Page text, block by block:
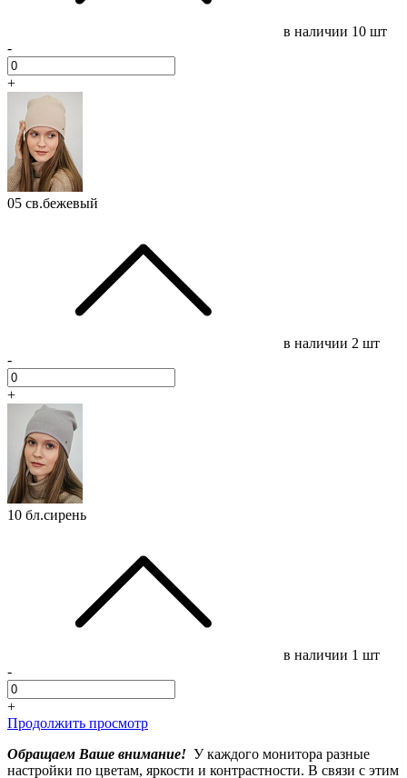
в наличии 10 шт
-
+
05 св.бежевый
в наличии 2 шт
-
+
10 бл.сирень
в наличии 1 шт
-
+
Продолжить просмотр
Обращаем Ваше внимание! У каждого монитора разные
настройки по цветам, яркости и контрастности. В связи с этим